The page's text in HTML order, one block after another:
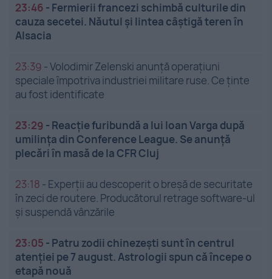
23:46 - Fermierii francezi schimbă culturile din
cauza secetei. Năutul și lintea câștigă teren în
Alsacia
23:39 -Volodimir Zelenski anunță operațiuni
speciale împotriva industriei militare ruse. Ce ținte
au fost identificate
23:29 - Reacție furibundă a lui Ioan Varga după
umilința din Conference League. Se anunță
plecări în masă de la CFR Cluj
23:18 - Experții au descoperit o breșă de securitate
în zeci de routere. Producătorul retrage software-ul
și suspendă vânzările
23:05 - Patru zodii chinezești sunt în centrul
atenției pe 7 august. Astrologii spun că începe o
etapă nouă